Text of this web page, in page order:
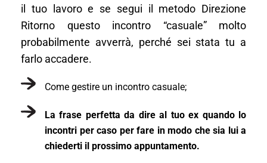
il tuo lavoro e se segui il metodo Direzione
Ritorno questo incontro “casuale” molto
probabilmente avverrà, perché sei stata tu a
farlo accadere.
Come gestire un incontro casuale;
La frase perfetta da dire al tuo ex quando lo
incontri per caso per fare in modo che sia lui a
chiederti il prossimo appuntamento.